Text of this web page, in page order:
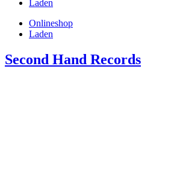
Laden
Onlineshop
Laden
Second Hand Records